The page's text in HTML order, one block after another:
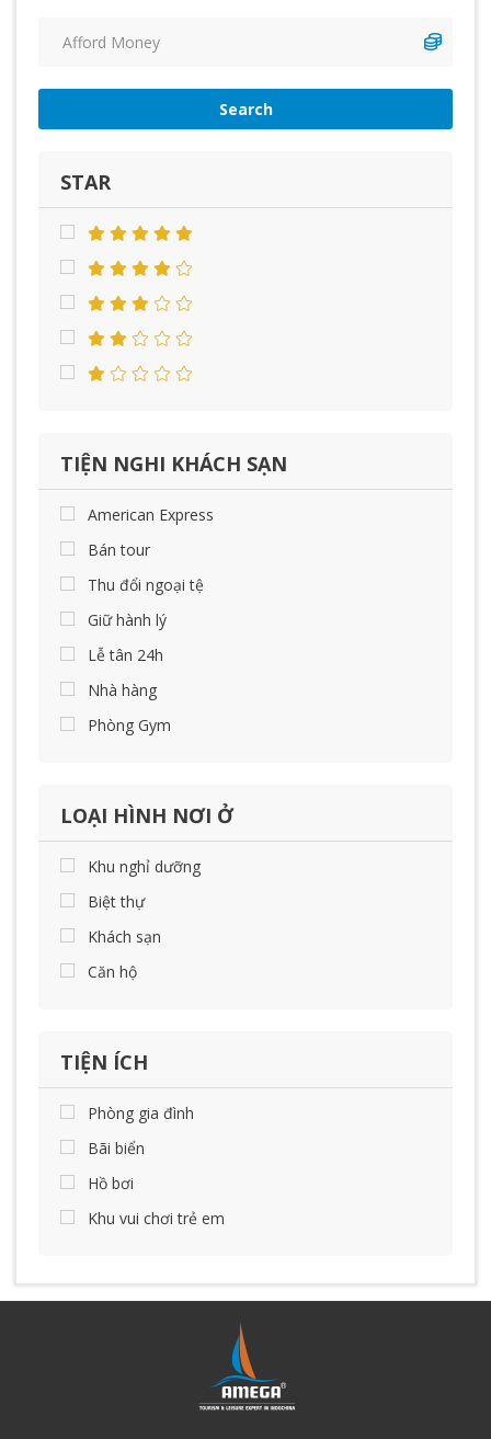
Search
STAR
TIỆN NGHI KHÁCH SẠN
American Express
Bán tour
Thu đổi ngoại tệ
Giữ hành lý
Lễ tân 24h
Nhà hàng
Phòng Gym
LOẠI HÌNH NƠI Ở
Khu nghỉ dưỡng
Biệt thự
Khách sạn
Căn hộ
TIỆN ÍCH
Phòng gia đình
Bãi biển
Hồ bơi
Khu vui chơi trẻ em